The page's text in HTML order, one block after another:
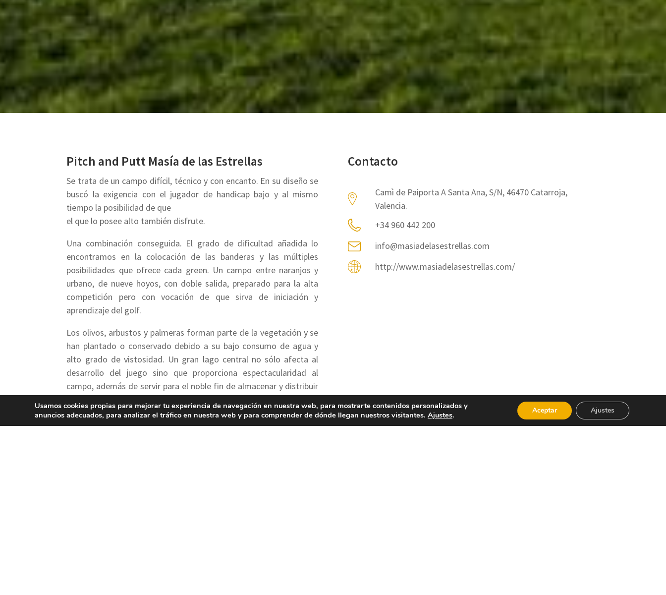
Pitch and Putt Masía de las Estrellas
Se trata de un campo difícil, técnico y con encanto. En su diseño se
buscó la exigencia con el jugador de handicap bajo y al mismo
tiempo la posibilidad de que
el que lo posee alto también disfrute.
Una combinación conseguida. El grado de dificultad añadida lo
encontramos en la colocación de las banderas y las múltiples
posibilidades que ofrece cada green. Un campo entre naranjos y
urbano, de nueve hoyos, con doble salida, preparado para la alta
competición pero con vocación de que sirva de iniciación y
aprendizaje del golf.
Los olivos, arbustos y palmeras forman parte de la vegetación y se
han plantado o conservado debido a su bajo consumo de agua y
alto grado de vistosidad. Un gran lago central no sólo afecta al
desarrollo del juego sino que proporciona espectacularidad al
campo, además de servir para el noble fin de almacenar y distribuir
Contacto
Camì de Paiporta A Santa Ana, S/N, 46470 Catarroja,
Valencia.
+34 960 442 200
info@masiadelasestrellas.com
http://www.masiadelasestrellas.com/
Usamos cookies propias para mejorar tu experiencia de navegación en nuestra web, para mostrarte contenidos personalizados y
anuncios adecuados, para analizar el tráfico en nuestra web y para comprender de dónde llegan nuestros visitantes. Ajustes. Aceptar Ajustes